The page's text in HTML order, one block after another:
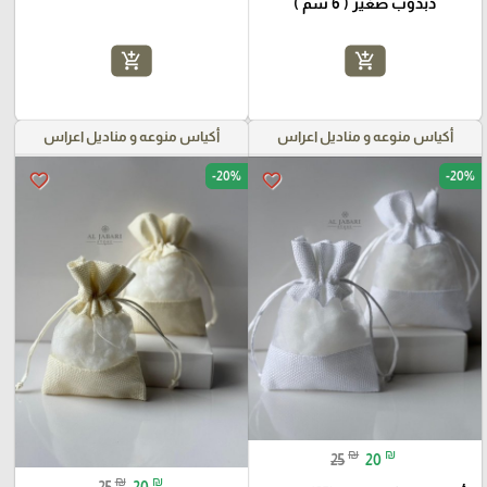
add_shopping_cart
add_shopping_cart
أكياس منوعه و مناديل اعراس
favorite_border -20%
25 ₪ 20 ₪
أكياس منوعه و مناديل اعراس
favorite_border -20%
₪ ₪